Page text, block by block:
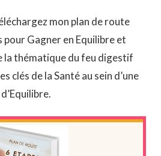
mon plan de route
pour Gagner en Equilibre et
la thématique du feu digestif
clés de la Santé au sein d’une